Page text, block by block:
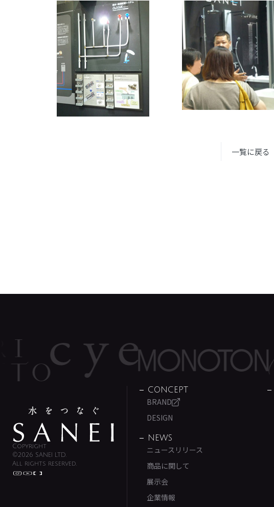
一覧に戻る
Copyright
©2026 SANEI LTD.
All rights reserved.
CONCEPT
BRAND
DESIGN
NEWS
ニュースリリース
商品に関して
展示会
企業情報